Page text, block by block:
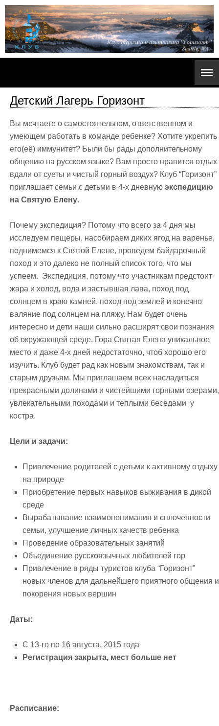
Детский Лагерь Горизонт
Вы мечтаете о самостоятельном, ответственном и
умеющем работать в команде ребенке? Хотите укрепить
его(её) иммунитет? Были бы рады дополнительному
общению на русском языке? Вам просто нравится отдых
вдали от суеты и чистый горный воздух? Клуб “Горизонт”
приглашает семьи с детьми в 4-х дневную экспедицию
на Святую Елену.
Почему экспедиция? Потому что всего за 4 дня мы
исследуем пещеры, насобираем диких ягод на варенье,
поднимемся к Святой Елене, проведем байдарочный
поход и это далеко не полный список того, что мы
успеем. Экспедиция, потому что участникам предстоит
жара и холод, вода и застывшая лава, поход под
солнцем в краю камней, поход под землей и конечно
валяние под солнцем на пляжу. Нам будет очень
интересно и дети наши сильно расширят свои познания
об окружающей среде. Гора Святая Елена уникальное
место и даже 4-х дней недостаточно, чтоб хорошо его
изучить. Клуб будет рад как новым знакомствам, так и
старым друзьям. Мы приглашаем всех насладиться
прекрасными долинами и чистейшими горными озерами,
увлекательными походами и теплыми беседами у
костра.
Цели и задачи:
Привлечение родителей с детьми к активному отдыху
на природе
Приобретение первых навыков выживания в дикой
среде
Вырабатывание взаимопонимания и сплоченности
семьи, улучшение личных качеств ребенка
Проведение образовательных занятий
Объединение русскоязычных любителей гор
Привлечение в ряды туристов клуба “Горизонт”
новых членов для дальнейшего приятного общения и
покорения новых вершин
Даты:
С 13-го по 16 августа, 2015 года
Регистрация закрыта, мест больше нет
Расписание: